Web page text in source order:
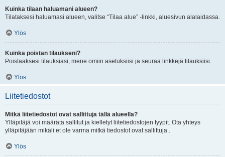
Kuinka tilaan haluamani alueen?
Tilataksesi haluamasi alueen, valitse “Tilaa alue” -linkki, aluesivun alalaidassa.
Ylös
Kuinka poistan tilaukseni?
Poistaaksesi tilauksiasi, mene omiin asetuksiisi ja seuraa linkkejä tilauksiisi.
Ylös
Liitetiedostot
Mitkä liitetiedostot ovat sallittuja tällä alueella?
Ylläpitäjä voi määrätä sallitut ja kielletyt liitetiedostojen tyypit. Ota yhteys
ylläpitäjään mikäli et ole varma mitkä tiedostot ovat sallittuja..
Ylös